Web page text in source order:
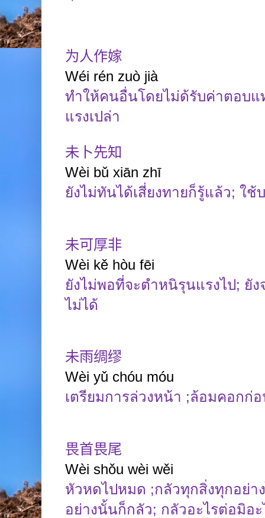
为人作嫁
Wéi rén zuò jià
ทำให้คนอื่นโดยไม่ด้รับค่าตอบ
แรงเปล่า
未卜先知
Wèi bǔ xiān zhī
ยังไม่ทันได้เสี่ยงทายก็รู้แล้ว; ใช้
未可厚非
Wèi kě hòu fēi
ยังไม่พอที่จะตำหนิรุนแรงไป; ยั
ไม่ได้
未雨绸缪
Wèi yǔ chóu móu
เตรียมการล่วงหน้า ;ล้อมคอกก่
畏首畏尾
Wèi shǒu wèi wěi
หัวหดไปหมด ;กลัวทุกสิ่งทุกอย่า
อย่างนั้นก็กลัว; กลัวอะไรต่อมิอ